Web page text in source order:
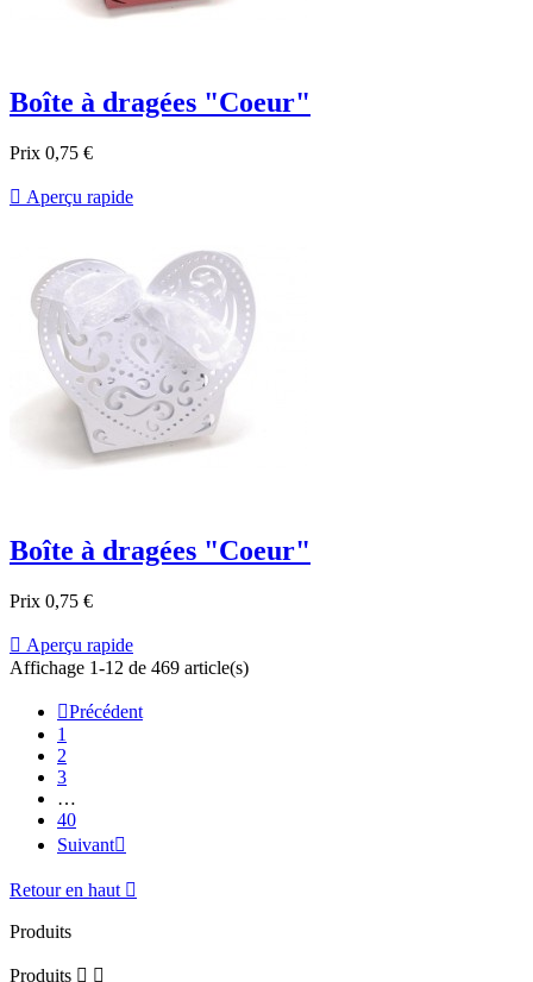
Boîte à dragées "Coeur"
Prix 0,75 €
 Aperçu rapide
Boîte à dragées "Coeur"
Prix 0,75 €
 Aperçu rapide
Affichage 1-12 de 469 article(s)
Précédent
1
2
3
…
40
Suivant
Retour en haut 
Produits
Produits  